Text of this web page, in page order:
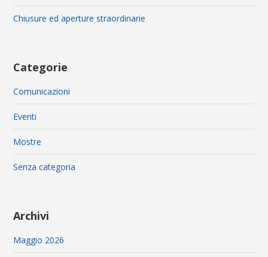
Chiusure ed aperture straordinarie
Categorie
Comunicazioni
Eventi
Mostre
Senza categoria
Archivi
Maggio 2026